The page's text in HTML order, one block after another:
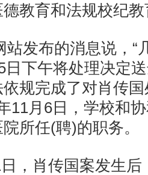
教育和法规校纪
站发布的消息说，“
日下午将处理决定
规完成了对肖传
11月6日，学校和
所任(聘)的职务。
，肖传国案发生